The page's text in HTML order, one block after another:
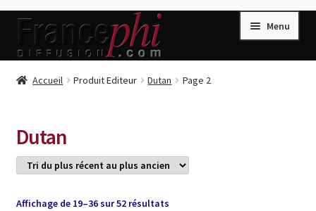
Aller
la
Aller
contenu
Menu
Accueil
Conditions de Vente
Connection
Accueil Produit Editeur Dutan Page 2
Dutan
Affichage de 19–36 sur 52 résultatsTrié